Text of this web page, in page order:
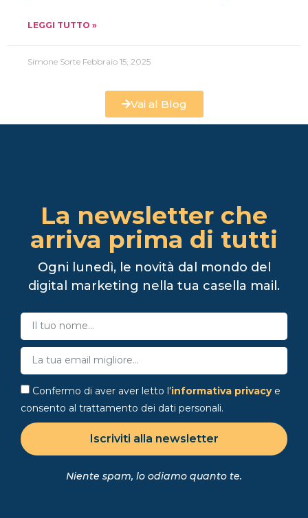
LEGGI TUTTO »
Simone Sorte Febbraio 15, 2025
Vai al Blog
La newsletter che
arriva prima di tutti
Ogni lunedì, le novità dal mondo del
digital marketing nella tua casella mail.
Confermo di aver aver letto l'informativa privacy e
consento al trattamento dei dati personali.
Iscriviti alla newsletter
Niente spam, lo odiamo quanto te.